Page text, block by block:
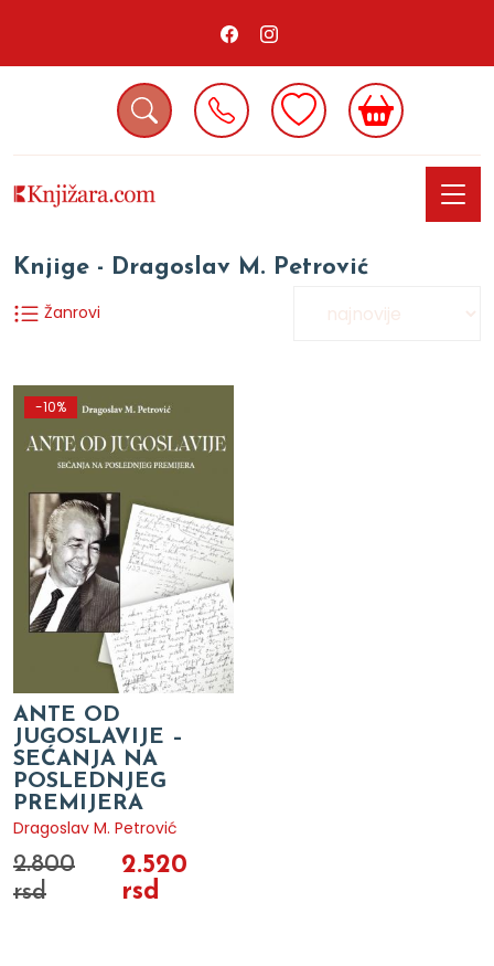
Knjige - Dragoslav M. Petrović
Žanrovi
-10%
ANTE OD
JUGOSLAVIJE –
SEĆANJA NA
POSLEDNJEG
PREMIJERA
Dragoslav M. Petrović
2.800
rsd
2.520
rsd